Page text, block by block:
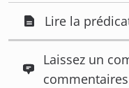
Lire la
Laissez un
commentaires